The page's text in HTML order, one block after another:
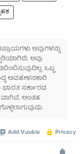
ಅವುಗಳನ್ನು
ಅವು
ಒಬ್ಬ
ಅವಹೇಳನಕಾರಿ
ಸರ್ಕಾರದ
ಅಂತಹ